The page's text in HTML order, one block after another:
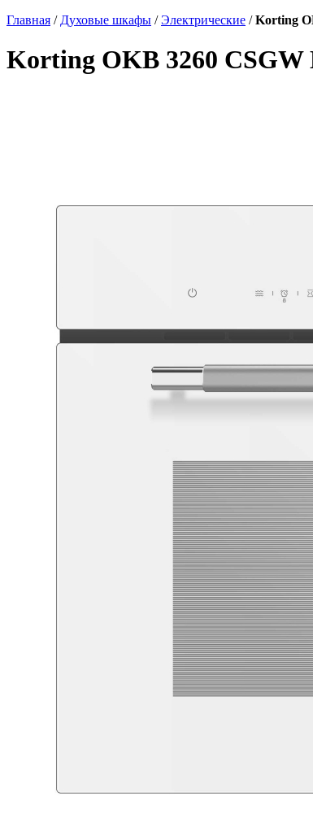
Главная / Духовые шкафы /Электрические /Korting
Korting OKB 3260